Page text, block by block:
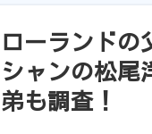
ローランドの
シャンの松尾
弟も調査！